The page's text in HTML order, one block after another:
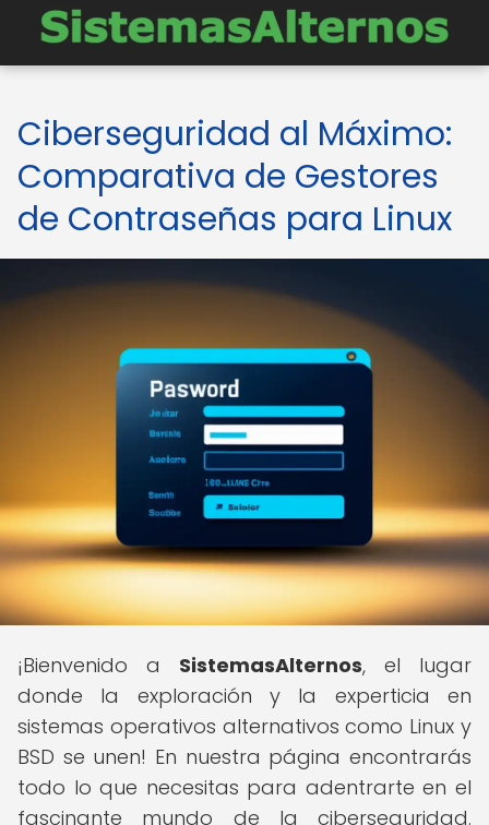
Ciberseguridad al Máximo:
Comparativa de Gestores
de Contraseñas para Linux
¡Bienvenido a SistemasAlternos, el lugar
donde la exploración y la experticia en
sistemas operativos alternativos como Linux y
BSD se unen! En nuestra página encontrarás
todo lo que necesitas para adentrarte en el
fascinante mundo de la ciberseguridad.